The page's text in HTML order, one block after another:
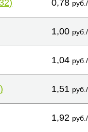
0,78
1,00
1,04
1,51
1,92